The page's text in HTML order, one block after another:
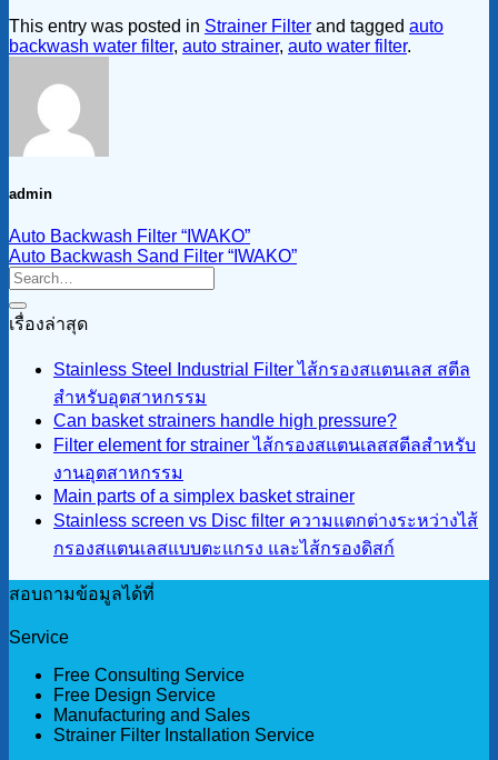
This entry was posted in Strainer Filter and tagged auto
backwash water filter, auto strainer, auto water filter.
admin
Auto Backwash Filter “IWAKO”
Auto Backwash Sand Filter “IWAKO”
เรื่องล่าสุด
Stainless Steel Industrial Filter ไส้กรองสแตนเลส สตีล
สำหรับอุตสาหกรรม
Can basket strainers handle high pressure?
Filter element for strainer ไส้กรองสแตนเลสสตีลสำหรับ
งานอุตสาหกรรม
Main parts of a simplex basket strainer
Stainless screen vs Disc filter ความแตกต่างระหว่างไส้
กรองสแตนเลสแบบตะแกรง และไส้กรองดิสก์
สอบถามข้อมูลได้ที่
Service
Free Consulting Service
Free Design Service
Manufacturing and Sales
Strainer Filter Installation Service